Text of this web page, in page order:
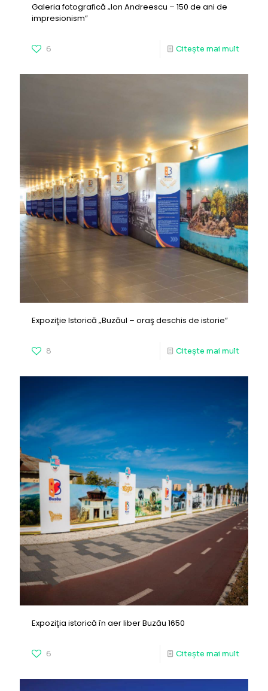
Galeria fotografică „Ion Andreescu – 150 de ani de
impresionism”
6 Citește mai mult
Expoziţie Istorică „Buzăul – oraş deschis de istorie”
8 Citește mai mult
Expoziţia istorică în aer liber Buzău 1650
6 Citește mai mult